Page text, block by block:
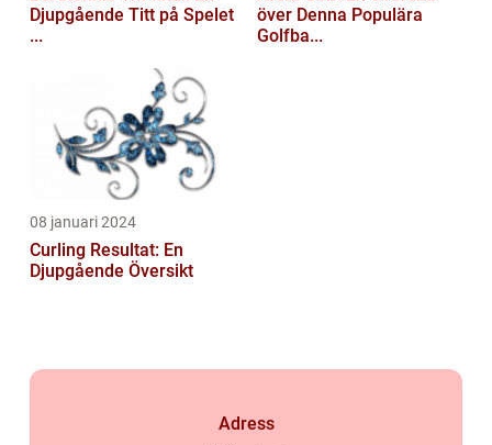
Djupgående Titt på Spelet
...
över Denna Populära
Golfba...
08 januari 2024
Curling Resultat: En
Djupgående Översikt
Adress